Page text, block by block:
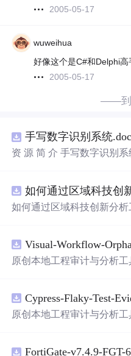
2005-05-17
wuweihua
好像这个是C#和Delphi高
2005-05-17
——
手写数字识别系统
资 源 简 介 手写数字识别
带有直观的图形用户界面
需要将手写数字输入系统
是一个非常方便和实用的
如何通过区域科技创新分
原创本地工程审计与分析
README、运行说明、功
权声明。解压后进入project
目源码、Logo、官方截图
原创本地工程审计与分析
README、运行说明、功